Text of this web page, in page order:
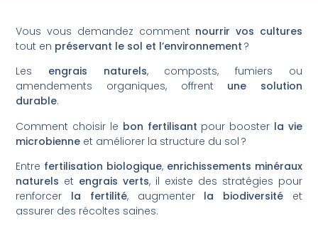
Vous vous demandez comment nourrir vos cultures
tout en préservant le sol et l’environnement ?
Les engrais naturels, composts, fumiers ou
amendements organiques, offrent une solution
durable.
Comment choisir le bon fertilisant pour booster la vie
microbienne et améliorer la structure du sol ?
Entre fertilisation biologique, enrichissements minéraux
naturels et engrais verts, il existe des stratégies pour
renforcer la fertilité, augmenter la biodiversitéet
assurer des récoltes saines.